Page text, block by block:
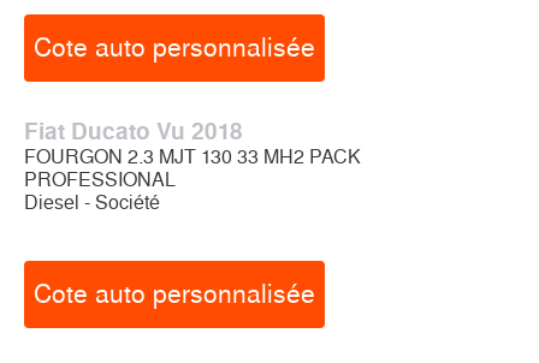
Cote auto personnalisée
Fiat Ducato Vu 2018
FOURGON 2.3 MJT 130 33 MH2 PACK
PROFESSIONAL
Diesel - Société
Cote auto personnalisée